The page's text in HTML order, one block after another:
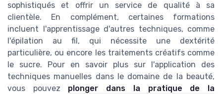
sophistiqués et offrir un service de qualité à sa
clientèle. En complément, certaines formations
incluent l'apprentissage d'autres techniques, comme
l'épilation au fil, qui nécessite une dextérité
particulière, ou encore les traitements créatifs comme
le sucre. Pour en savoir plus sur l'application des
techniques manuelles dans le domaine de la beauté,
vous pouvez plonger dans la pratique de la